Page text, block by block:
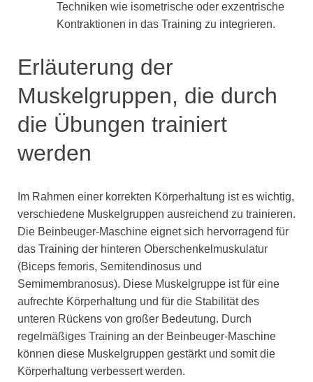
Techniken wie isometrische oder exzentrische
Kontraktionen in das Training zu integrieren.
Erläuterung der
Muskelgruppen, die durch
die Übungen trainiert
werden
Im Rahmen einer korrekten Körperhaltung ist es wichtig,
verschiedene Muskelgruppen ausreichend zu trainieren.
Die Beinbeuger-Maschine eignet sich hervorragend für
das Training der hinteren Oberschenkelmuskulatur
(Biceps femoris, Semitendinosus und
Semimembranosus). Diese Muskelgruppe ist für eine
aufrechte Körperhaltung und für die Stabilität des
unteren Rückens von großer Bedeutung. Durch
regelmäßiges Training an der Beinbeuger-Maschine
können diese Muskelgruppen gestärkt und somit die
Körperhaltung verbessert werden.